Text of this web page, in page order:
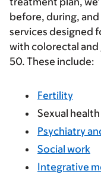
before, during,
services designed
with colorectal
50. These include:
Fertility
Sexual
Psychiatry
Social work
Integrative